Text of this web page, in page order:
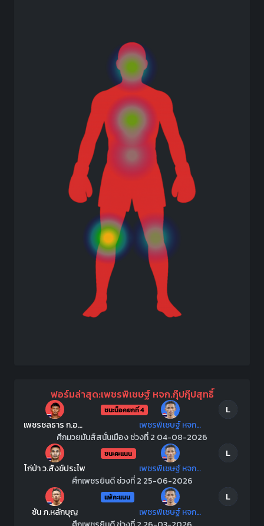
ฟอร์มล่าสุด:เพชรพิเชษฐ์ หจก.กุ๊ปกุ๊ปสุทธิ์
ชนะน็อคยกที่ 4
L
เพชรชลธาร ก.อดิศักดิ์
เพชรพิเชษฐ์ หจก.กุ๊ปกุ๊ปสุทธิ์
ศึกมวยมันส์สนั่นเมือง ช่วงที่ 2 04-08-2026
ชนะคะแนน
L
ไก่ป่า ว.สังข์ประไพ
เพชรพิเชษฐ์ หจก.กุ๊ปกุ๊ปสุทธิ์
ศึกเพชรยินดี ช่วงที่ 2 25-06-2026
แพ้คะแนน
L
ซัน ภ.หลักบุญ
เพชรพิเชษฐ์ หจก.กุ๊ปกุ๊ปสุทธิ์